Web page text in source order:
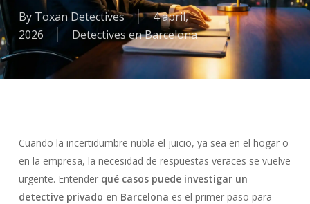
By Toxan Detectives
4 abril,
2026
Detectives en Barcelona
Cuando la incertidumbre nubla el juicio, ya sea en el hogar o
en la empresa, la necesidad de respuestas veraces se vuelve
urgente. Entender qué casos puede investigar un
detective privado en Barcelona es el primer paso para